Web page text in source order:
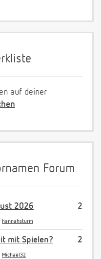
auf deiner
Forum
2
2026
hannahsturm
2
mit Spielen?
Michael32